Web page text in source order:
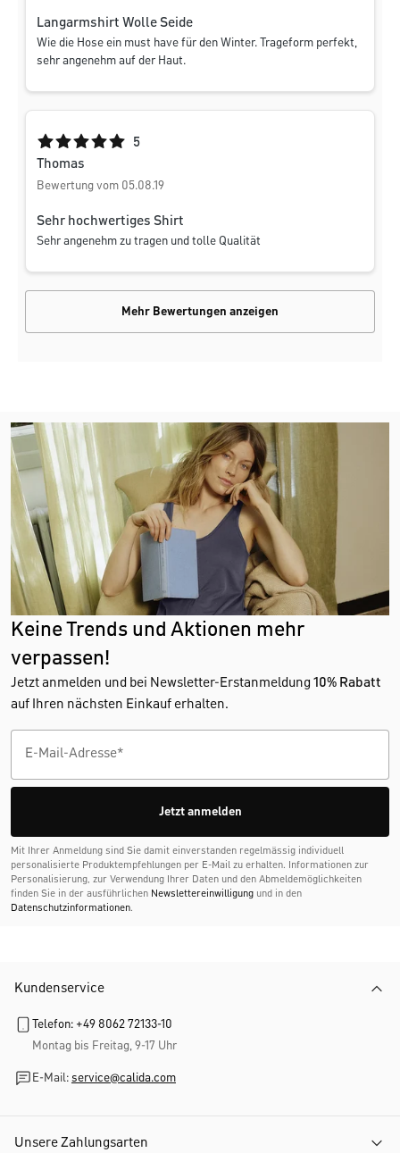
Langarmshirt Wolle Seide
Wie die Hose ein must have für den Winter. Trageform perfekt,
sehr angenehm auf der Haut.
Durchschnittliche Bewertung von 5 von 5 Sternen
5
Thomas
Bewertung vom 05.08.19
Sehr hochwertiges Shirt
Sehr angenehm zu tragen und tolle Qualität
Mehr Bewertungen anzeigen
Keine Trends und Aktionen mehr
verpassen!
Jetzt anmelden und bei Newsletter-Erstanmeldung 10% Rabatt
auf Ihren nächsten Einkauf erhalten.
Jetzt anmelden
Mit Ihrer Anmeldung sind Sie damit einverstanden regelmässig individuell
personalisierte Produktempfehlungen per E-Mail zu erhalten. Informationen zur
Personalisierung, zur Verwendung Ihrer Daten und den Abmelde­möglichkeiten
finden Sie in der ausführlichen Newslettereinwilligung und in den
Datenschutzinformationen.
Kundenservice
Telefon: +49 8062 72133-10
Montag bis Freitag, 9-17 Uhr
E-Mail: service@calida.com
Unsere Zahlungsarten